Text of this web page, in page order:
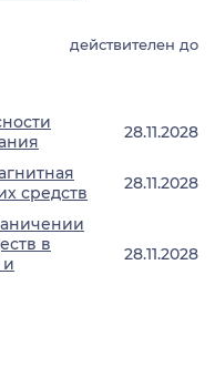
действителен до
28.11.2028
средств
28.11.2028
в
и
28.11.2028